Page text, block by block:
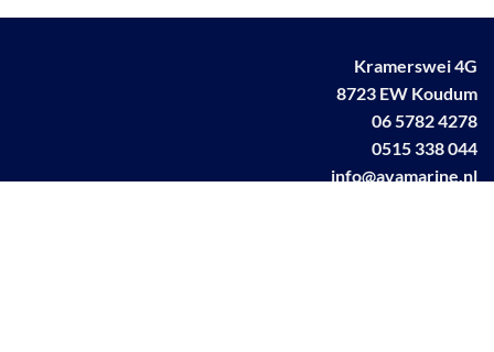
Kramerswei 4G
8723 EW Koudum
06 5782 4278
0515 338 044
info@avamarine.nl